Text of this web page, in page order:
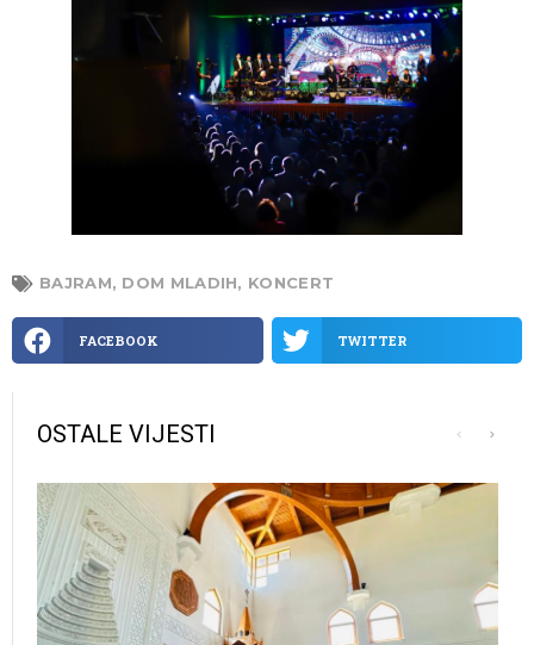
BAJRAM, DOM MLADIH, KONCERT
FACEBOOK TWITTER
OSTALE VIJESTI